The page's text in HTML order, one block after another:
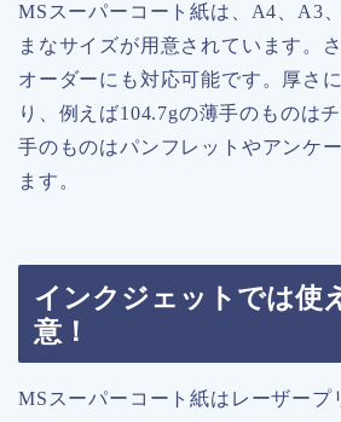
MSスーパーコート紙は、A4、A3
まなサイズが用意されています。
オーダーにも対応可能です。厚さ
り、例えば104.7gの薄手のものは
手のものはパンフレットやアンケ
ます。
インクジェットでは使
意！
MSスーパーコート紙はレーザープ